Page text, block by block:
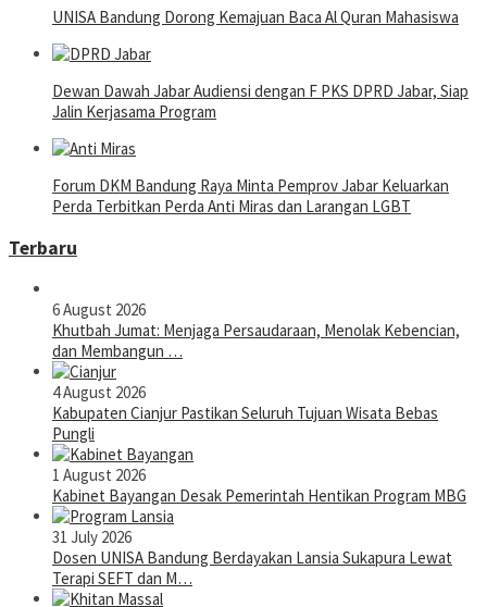
UNISA Bandung Dorong Kemajuan Baca Al Quran Mahasiswa
Dewan Dawah Jabar Audiensi dengan F PKS DPRD Jabar, Siap
Jalin Kerjasama Program
Forum DKM Bandung Raya Minta Pemprov Jabar Keluarkan
Perda Terbitkan Perda Anti Miras dan Larangan LGBT
Terbaru
6 August 2026
Khutbah Jumat: Menjaga Persaudaraan, Menolak Kebencian,
dan Membangun …
4 August 2026
Kabupaten Cianjur Pastikan Seluruh Tujuan Wisata Bebas
Pungli
1 August 2026
Kabinet Bayangan Desak Pemerintah Hentikan Program MBG
31 July 2026
Dosen UNISA Bandung Berdayakan Lansia Sukapura Lewat
Terapi SEFT dan M…